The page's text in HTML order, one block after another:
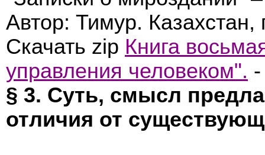
Автор: Тимур.
Скачать zip Книга
управления человеком".
§ 3. Суть, смысл
отличия от